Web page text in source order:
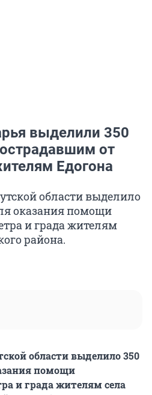
выделили 350
от
Едогона
области выделило
оказания помощи
и града жителям
района.
области выделило 350
помощи
и града жителям села